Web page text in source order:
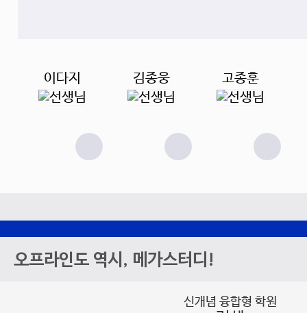
이다지 김종웅 고종훈
오프라인도 역시, 메가스터디!
신개념 융합형 학원